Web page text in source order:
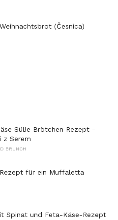
(Česnica)
Süße Brötchen Rezept -
z Serem
BRUNCH
für ein Muffaletta
Spinat und Feta-Käse-Rezept